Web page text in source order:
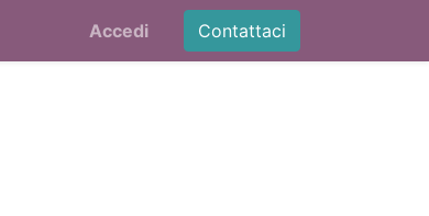
Accedi Contattaci